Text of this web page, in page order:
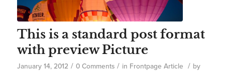
This is a standard post format
with preview Picture
January 14, 2012 / 0 Comments / in Frontpage Article / by